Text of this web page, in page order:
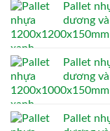
Pallet
dương
Pallet
dương
Pallet